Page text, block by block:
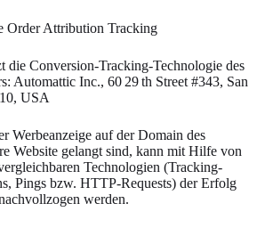
Order Attribution Tracking
die Conversion-Tracking-Technologie des
Automattic Inc., 60 29 th Street #343, San
USA
Werbeanzeige auf der Domain des
Website gelangt sind, kann mit Hilfe von
Technologien (Tracking-
Pings bzw. HTTP-Requests) der Erfolg
werden.